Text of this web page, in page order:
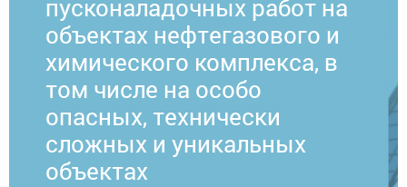
пусконаладочных работ на
объектах нефтегазового и
химического комплекса, в
том числе на особо
опасных, технически
сложных и уникальных
объектах